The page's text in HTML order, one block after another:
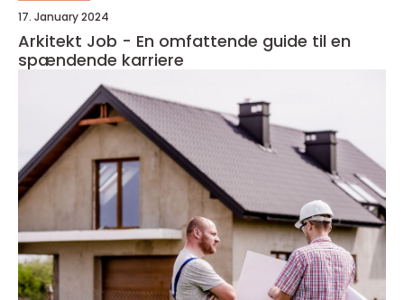
17. January 2024
Arkitekt Job - En omfattende guide til en
spændende karriere